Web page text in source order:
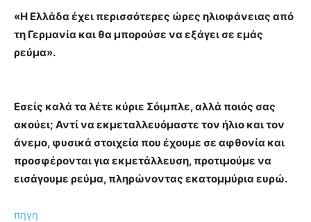
«Η Ελλάδα έχει περισσότερες ώρες ηλιοφάνειας από
τη Γερμανία και θα μπορούσε να εξάγει σε εμάς
ρεύμα».
Εσείς καλά τα λέτε κύριε Σόιμπλε, αλλά ποιός σας
ακούει; Αντί να εκμεταλλευόμαστε τον ήλιο και τον
άνεμο, φυσικά στοιχεία που έχουμε σε αφθονία και
προσφέρονται για εκμετάλλευση, προτιμούμε να
εισάγουμε ρεύμα, πληρώνοντας εκατομμύρια ευρώ.
πηγη